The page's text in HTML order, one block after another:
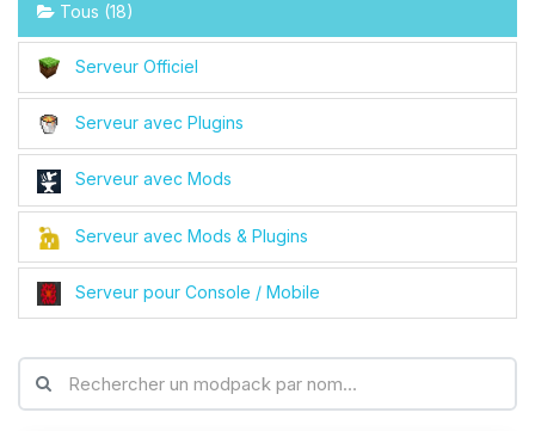
Tous (18)
Serveur Officiel
Serveur avec Plugins
Serveur avec Mods
Serveur avec Mods & Plugins
Serveur pour Console / Mobile